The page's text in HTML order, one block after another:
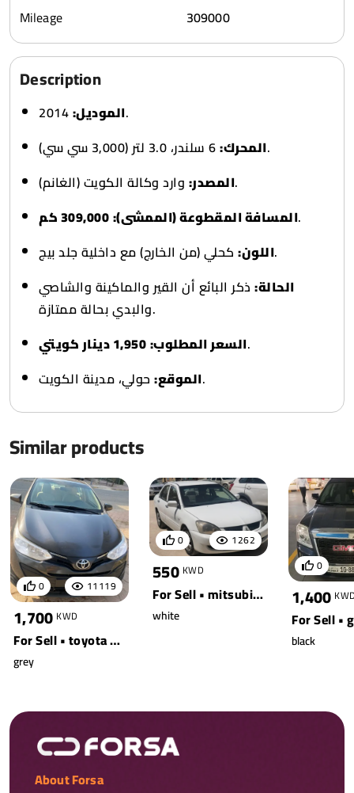
Mileage
309000
Description
الموديل:2014.
المحرك:6 سلندر، 3.0 لتر (3,000 سي سي).
المصدر:وارد وكالة الكويت (الغانم).
المسافة المقطوعة (الممشى):309,000 كم
.
اللون:كحلي (من الخارج) مع داخلية جلد بيج.
الحالة: ذكر البائع أن القير والماكينة والشاصي
والبدي بحالة ممتازة.
السعر المطلوب:1,950 دينار كويتي
.
الموقع:حولي، مدينة الكويت.
Similar products
11119
0
1,700 KWD
For Sell • toyota • yaris
grey
1262
0
550 KWD
For Sell • mitsubishi • lancer
white
0
1,400
black
About Forsa